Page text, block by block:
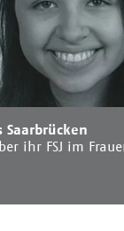
Saarbrücken
ihr FSJ im